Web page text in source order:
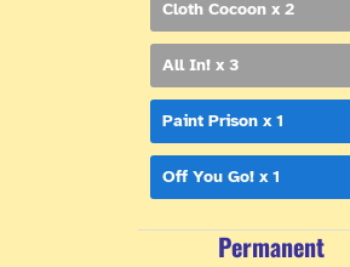
Cloth Cocoon x 2
All In! x 3
Paint Prison x 1
Off You Go! x 1
Permanent